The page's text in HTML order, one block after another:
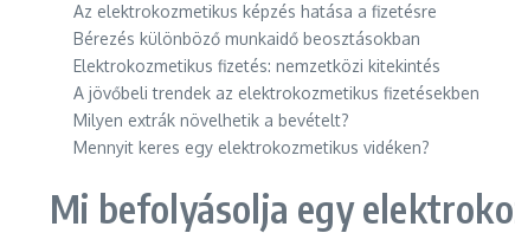
Az elektrokozmetikus képzés hatása a fizetésre
Bérezés különböző munkaidő beosztásokban
Elektrokozmetikus fizetés: nemzetközi kitekintés
A jövőbeli trendek az elektrokozmetikus fizetésekben
Milyen extrák növelhetik a bevételt?
Mennyit keres egy elektrokozmetikus vidéken?
Mi befolyásolja egy